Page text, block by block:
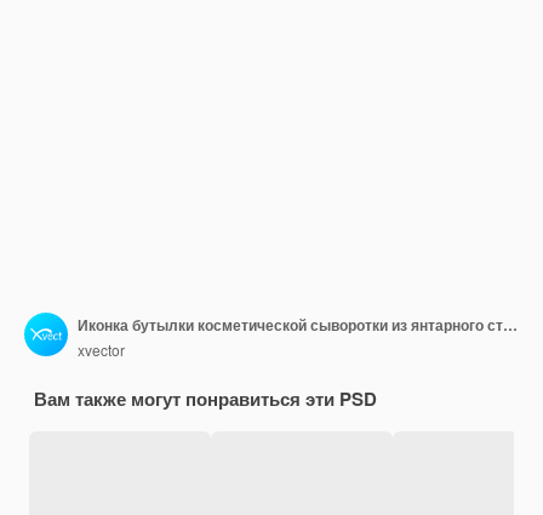
Иконка бутылки косметической сыворотки из янтарного стекла 3d визуализация иллюстрации
xvector
Вам также могут понравиться эти PSD